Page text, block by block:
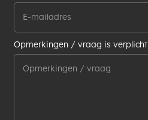
Opmerkingen / vraag is verplicht